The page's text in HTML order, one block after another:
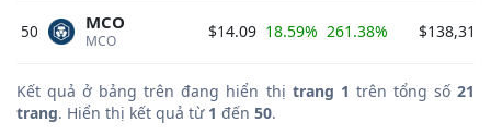
50 MCO
MCO $14.09 18.59% 261.38%
Kết quả ở bảng trên đang hiển thị trang 1 trên tổng số21
trang. Hiển thị kết quả từ 1 đến 50.